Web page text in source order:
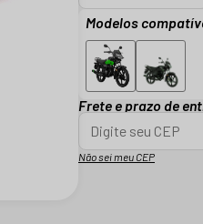
Modelos
Frete e prazo de
Não sei meu CEP